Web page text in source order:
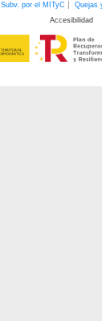
Subv. por el MITyC Quejas
Accesibilidad